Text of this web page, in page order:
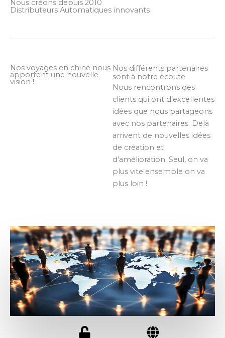
Nous créons depuis 2010
Distributeurs Automatiques innovants
Nos voyages en chine nous
apportent une nouvelle
vision !
Nos différents partenaires
sont à notre écoute
Nous rencontrons des
clients qui ont d’excellentes
idées que nous partageons
avec nos partenaires. Delà
arrivent de nouvelles idées
de création et
d’amélioration. Seul, on va
plus vite ensemble on va
plus loin !